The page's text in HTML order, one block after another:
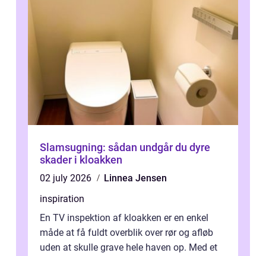
Slamsugning: sådan undgår du dyre
skader i kloakken
02 july 2026
Linnea Jensen
inspiration
En TV inspektion af kloakken er en enkel
måde at få fuldt overblik over rør og afløb
uden at skulle grave hele haven op. Med et